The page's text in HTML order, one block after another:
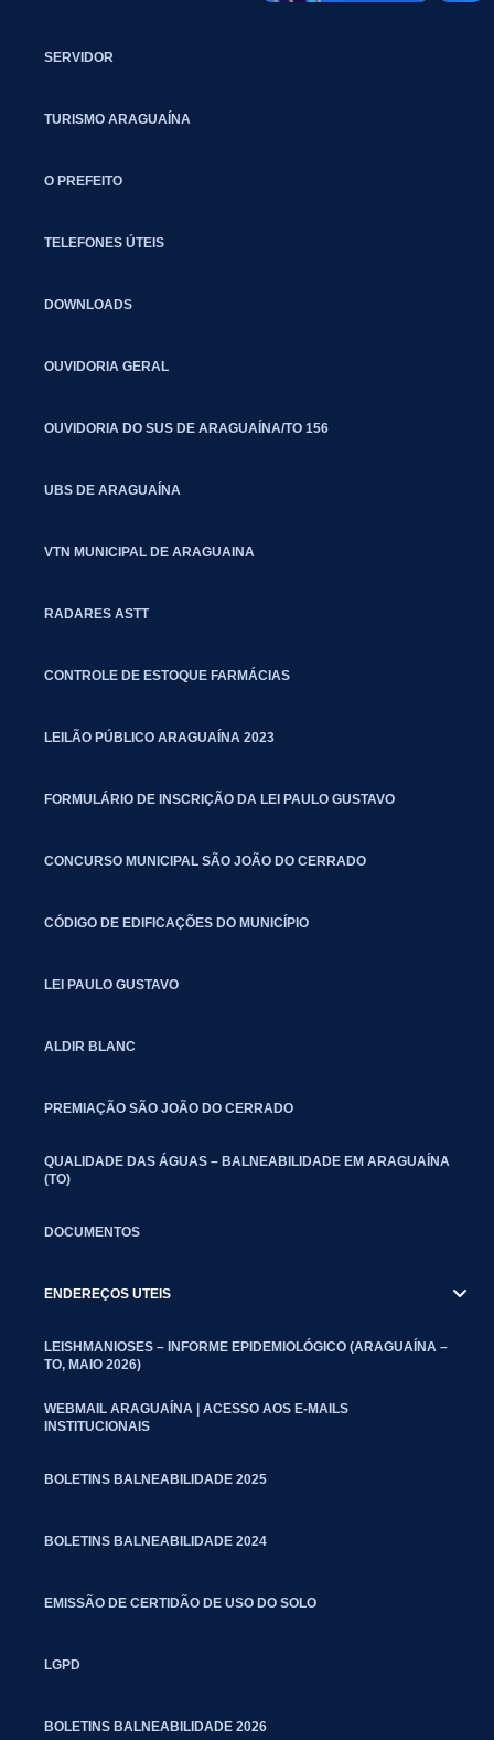
SERVIDOR
TURISMO ARAGUAÍNA
O PREFEITO
TELEFONES ÚTEIS
DOWNLOADS
OUVIDORIA GERAL
OUVIDORIA DO SUS DE ARAGUAÍNA/TO 156
UBS DE ARAGUAÍNA
VTN MUNICIPAL DE ARAGUAINA
RADARES ASTT
CONTROLE DE ESTOQUE FARMÁCIAS
LEILÃO PÚBLICO ARAGUAÍNA 2023
FORMULÁRIO DE INSCRIÇÃO DA LEI PAULO GUSTAVO
CONCURSO MUNICIPAL SÃO JOÃO DO CERRADO
CÓDIGO DE EDIFICAÇÕES DO MUNICÍPIO
LEI PAULO GUSTAVO
ALDIR BLANC
PREMIAÇÃO SÃO JOÃO DO CERRADO
QUALIDADE DAS ÁGUAS – BALNEABILIDADE EM ARAGUAÍNA
(TO)
DOCUMENTOS
ENDEREÇOS UTEIS
LEISHMANIOSES – INFORME EPIDEMIOLÓGICO (ARAGUAÍNA –
TO, MAIO 2026)
WEBMAIL ARAGUAÍNA | ACESSO AOS E-MAILS
INSTITUCIONAIS
BOLETINS BALNEABILIDADE 2025
BOLETINS BALNEABILIDADE 2024
EMISSÃO DE CERTIDÃO DE USO DO SOLO
LGPD
BOLETINS BALNEABILIDADE 2026